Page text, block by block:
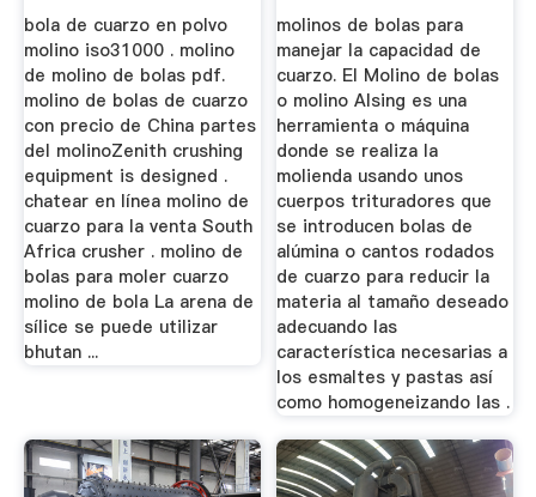
Indio」
bola de cuarzo en polvo
molino iso31000 . molino
de molino de bolas pdf.
molino de bolas de cuarzo
con precio de China partes
del molinoZenith crushing
equipment is designed .
chatear en línea molino de
cuarzo para la venta South
Africa crusher . molino de
bolas para moler cuarzo
molino de bola La arena de
sílice se puede utilizar
bhutan ...
molinos de bolas para
manejar la capacidad de
cuarzo. El Molino de bolas
o molino Alsing es una
herramienta o máquina
donde se realiza la
molienda usando unos
cuerpos trituradores que
se introducen bolas de
alúmina o cantos rodados
de cuarzo para reducir la
materia al tamaño deseado
adecuando las
característica necesarias a
los esmaltes y pastas así
como homogeneizando las .